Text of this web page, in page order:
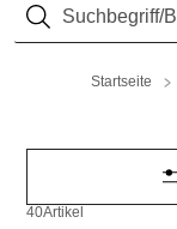
Suchen
Startseite
40Artikel